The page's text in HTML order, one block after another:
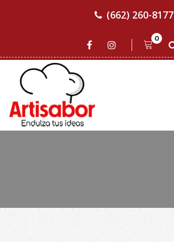
(662) 260-8177
0